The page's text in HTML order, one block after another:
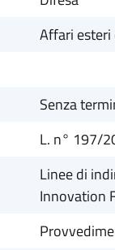
Affari esteri
Senza
L. n° 197/
Linee di
Innovation